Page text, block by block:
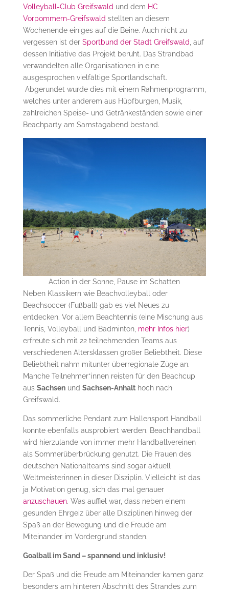
Volleyball-Club Greifswald und dem HC
Vorpommern-Greifswald stellten an diesem
Wochenende einiges auf die Beine. Auch nicht zu
vergessen ist der Sportbund der Stadt Greifswald , auf
dessen Initiative das Projekt beruht. Das Strandbad
verwandelten alle Organisationen in eine
ausgesprochen vielfältige Sportlandschaft.
Abgerundet wurde dies mit einem Rahmenprogramm,
welches unter anderem aus Hüpfburgen, Musik,
zahlreichen Speise- und Getränkeständen sowie einer
Beachparty am Samstagabend bestand.
Action in der Sonne, Pause im Schatten
Neben Klassikern wie Beachvolleyball oder
Beachsoccer (Fußball) gab es viel Neues zu
entdecken. Vor allem Beachtennis (eine Mischung aus
Tennis, Volleyball und Badminton, mehr Infos hier)
erfreute sich mit 22 teilnehmenden Teams aus
verschiedenen Altersklassen großer Beliebtheit. Diese
Beliebtheit nahm mitunter überregionale Züge an.
Manche Teilnehmer*innen reisten für den Beachcup
aus Sachsenund Sachsen-Anhalthoch nach
Greifswald.
Das sommerliche Pendant zum Hallensport Handball
konnte ebenfalls ausprobiert werden. Beachhandball
wird hierzulande von immer mehr Handballvereinen
als Sommerüberbrückung genutzt. Die Frauen des
deutschen Nationalteams sind sogar aktuell
Weltmeisterinnen in dieser Disziplin. Vielleicht ist das
ja Motivation genug, sich das mal genauer
anzuschauen. Was auffiel war, dass neben einem
gesunden Ehrgeiz über alle Disziplinen hinweg der
Spaß an der Bewegung und die Freude am
Miteinander im Vordergrund standen.
Goalball im Sand – spannend und inklusiv!
Der Spaß und die Freude am Miteinander kamen ganz
besonders am hinteren Abschnitt des Strandes zum